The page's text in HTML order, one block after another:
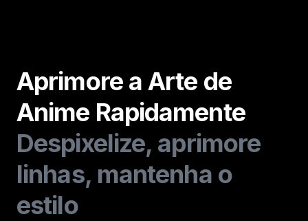
Aprimore a Arte de
Anime Rapidamente
Despixelize, aprimore
linhas, mantenha o
estilo